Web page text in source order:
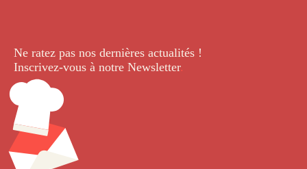
Ne ratez pas nos dernières actualités !
Inscrivez-vous à notre Newsletter.